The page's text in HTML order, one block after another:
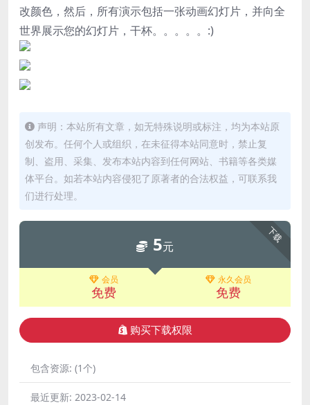
改颜色，然后，所有演示包括一张动画幻灯片，并向全
世界展示您的幻灯片，干杯。。。。。:)
声明：本站所有文章，如无特殊说明或标注，均为本站原
创发布。任何个人或组织，在未征得本站同意时，禁止复
制、盗用、采集、发布本站内容到任何网站、书籍等各类媒
体平台。如若本站内容侵犯了原著者的合法权益，可联系我
们进行处理。
下载
5元
会员
免费
永久会员
免费
购买下载权限
包含资源: (1个)
最近更新: 2023-02-14